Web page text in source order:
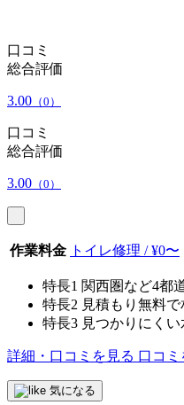
口コミ
総合評価
3.00 （0）
口コミ
総合評価
3.00 （0）
作業料金 トイレ修理 / ¥0〜
特長1 関西圏など4都
特長2 見積もり無料
特長3 見つかりにく
詳細・口コミを見る 口コミ
気になる